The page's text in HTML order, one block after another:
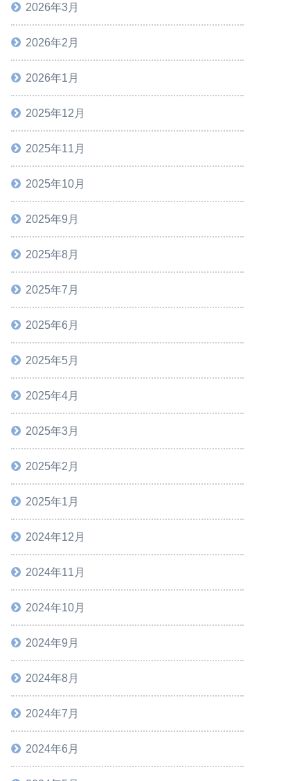
2026年3月
2026年2月
2026年1月
2025年12月
2025年11月
2025年10月
2025年9月
2025年8月
2025年7月
2025年6月
2025年5月
2025年4月
2025年3月
2025年2月
2025年1月
2024年12月
2024年11月
2024年10月
2024年9月
2024年8月
2024年7月
2024年6月